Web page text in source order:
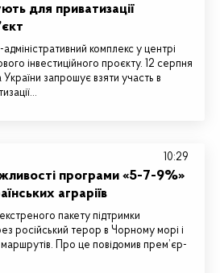
для приватизації
комплекс у центрі
інвестиційного проєкту. 12 серпня
запрошує взяти участь в
програми «5-7-9%»
аграріїв
пакету підтримки
російський терор в Чорному морі і
Про це повідомив прем’єр-
10:29